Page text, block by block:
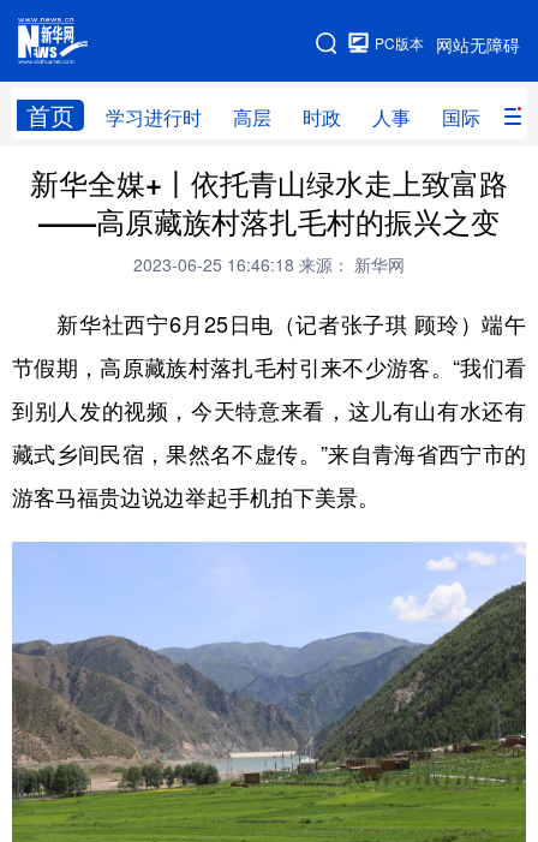
网站无障碍
PC版本
首页 学习进行时 高层 时政 人事 国际 财
网站地图
学习进行时 高层 时政 人事
国际 财经 网评 港澳
全球连线
科技 科创 量子 体育
文化 书画 健康 军事
法律 中央文件 金融
溯源中国
城市 能源 会展
彩票 娱乐 时尚 悦读
公益 一带一路 亚太网 上市公司
文化产业
新华全媒+丨依托青山绿水走上致富路
——高原藏族村落扎毛村的振兴之变
2023-06-25 16:46:18 来源： 新华网
新华社西宁6月25日电（记者张子琪 顾玲）端午
节假期，高原藏族村落扎毛村引来不少游客。“我们看
到别人发的视频，今天特意来看，这儿有山有水还有
藏式乡间民宿，果然名不虚传。”来自青海省西宁市的
游客马福贵边说边举起手机拍下美景。